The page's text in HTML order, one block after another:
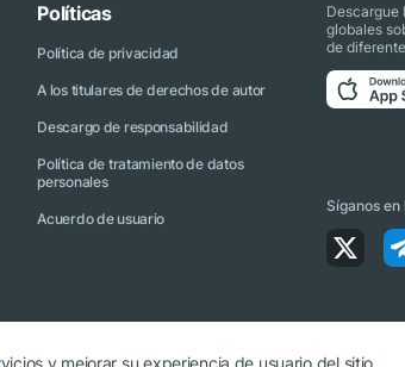
Políticas
Política de privacidad
A los titulares de derechos de autor
Descargo de responsabilidad
Política de tratamiento de datos
personales
Acuerdo de usuario
globales
de
Síganos
y mejorar su experiencia de usuario del sitio.